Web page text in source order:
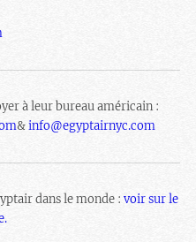
à leur bureau américain :
&info@egyptairnyc.com
dans le monde :voir sur le